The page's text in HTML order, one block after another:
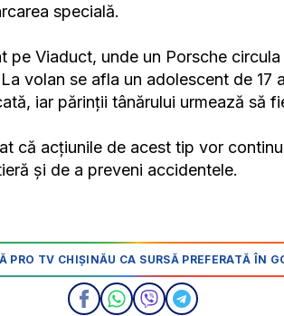
specială.
pe Viaduct, unde un Porsche
volan se afla un adolescent de 17
iar părinții tânărului urmează să
că acțiunile de acest tip vor
și de a preveni accidentele.
PRO TV CHIȘINĂU CA SURSĂ PREFERATĂ ÎN